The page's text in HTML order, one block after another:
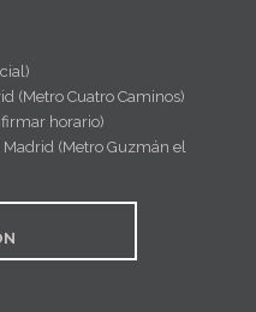
(Metro Cuatro Caminos)
horario)
(Metro Guzmán el